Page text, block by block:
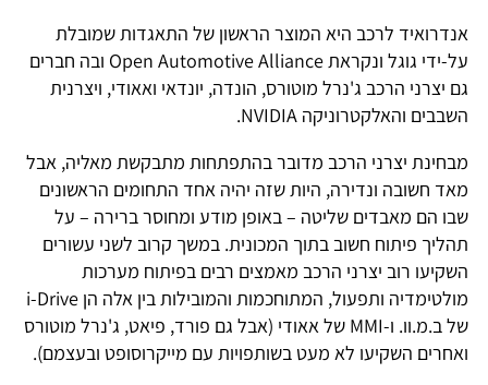
אנדרואיד לרכב היא המוצר הראשון של התאגדות שמובלת
על-ידי גוגל ונקראת Open Automotive Alliance ובה חברים
גם יצרני הרכב ג'נרל מוטורס, הונדה, יונדאי ואאודי, ויצרנית
השבבים והאלקטרוניקה NVIDIA.
מבחינת יצרני הרכב מדובר בהתפתחות מתבקשת מאליה, אבל
מאד חשובה ונדירה, היות שזה יהיה אחד התחומים הראשונים
שבו הם מאבדים שליטה – באופן מודע ומחוסר ברירה – על
תהליך פיתוח חשוב בתוך המכונית. במשך קרוב לשני עשורים
השקיעו רוב יצרני הרכב מאמצים רבים בפיתוח מערכות
מולטימדיה ותפעול, המתוחכמות והמובילות בין אלה הן i-Drive
של ב.מ.וו. ו-MMI של אאודי (אבל גם פורד, פיאט, ג'נרל מוטורס
ואחרים השקיעו לא מעט בשותפויות עם מייקרוסופט ובעצמם).